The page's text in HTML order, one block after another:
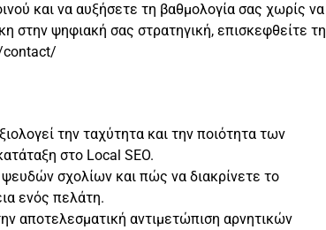
και να αυξήσετε τη βαθμολογία σας χωρίς να
στην ψηφιακή σας στρατηγική, επισκεφθείτε τη
contact/
την ταχύτητα και την ποιότητα των
στο Local SEO.
σχολίων και πώς να διακρίνετε το
ενός πελάτη.
αποτελεσματική αντιμετώπιση αρνητικών